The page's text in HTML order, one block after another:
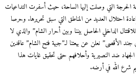
الحرجة التي وصلت إليها الساحة، حيث أسفرت التداعيات
احتلال العديد من المناطق التي سبق تحريرها. وحرصا
الداخلي الحاصل بيننا وبين أحرار الشام” والذي لا
جند الأقصى” نعلن عن بيعتنا لـ”جبهة فتح الشام” عاقدين
ضد النصيرية وأحلافهم حتى تحقيق غايات هذا
شرع الله في أرضه.